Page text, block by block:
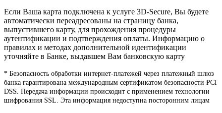
Если Ваша карта подключена к услуге 3D-Secure, Вы будете
автоматически переадресованы на страницу банка,
выпустившего карту, для прохождения процедуры
аутентификации и подтверждения оплаты. Информацию о
правилах и методах дополнительной идентификации
уточняйте в Банке, выдавшем Вам банковскую карту
* Безопасность обработки интернет-платежей через платежный шлюз
банка гарантирована международным сертификатом безопасности PCI
DSS. Передача информации происходит с применением технологии
шифрования SSL. Эта информация недоступна посторонним лицам